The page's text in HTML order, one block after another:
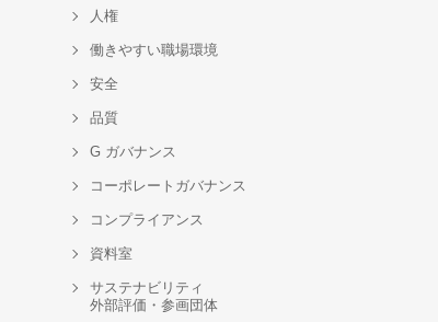
人権
働きやすい職場環境
安全
品質
G ガバナンス
コーポレートガバナンス
コンプライアンス
資料室
サステナビリティ
外部評価・参画団体